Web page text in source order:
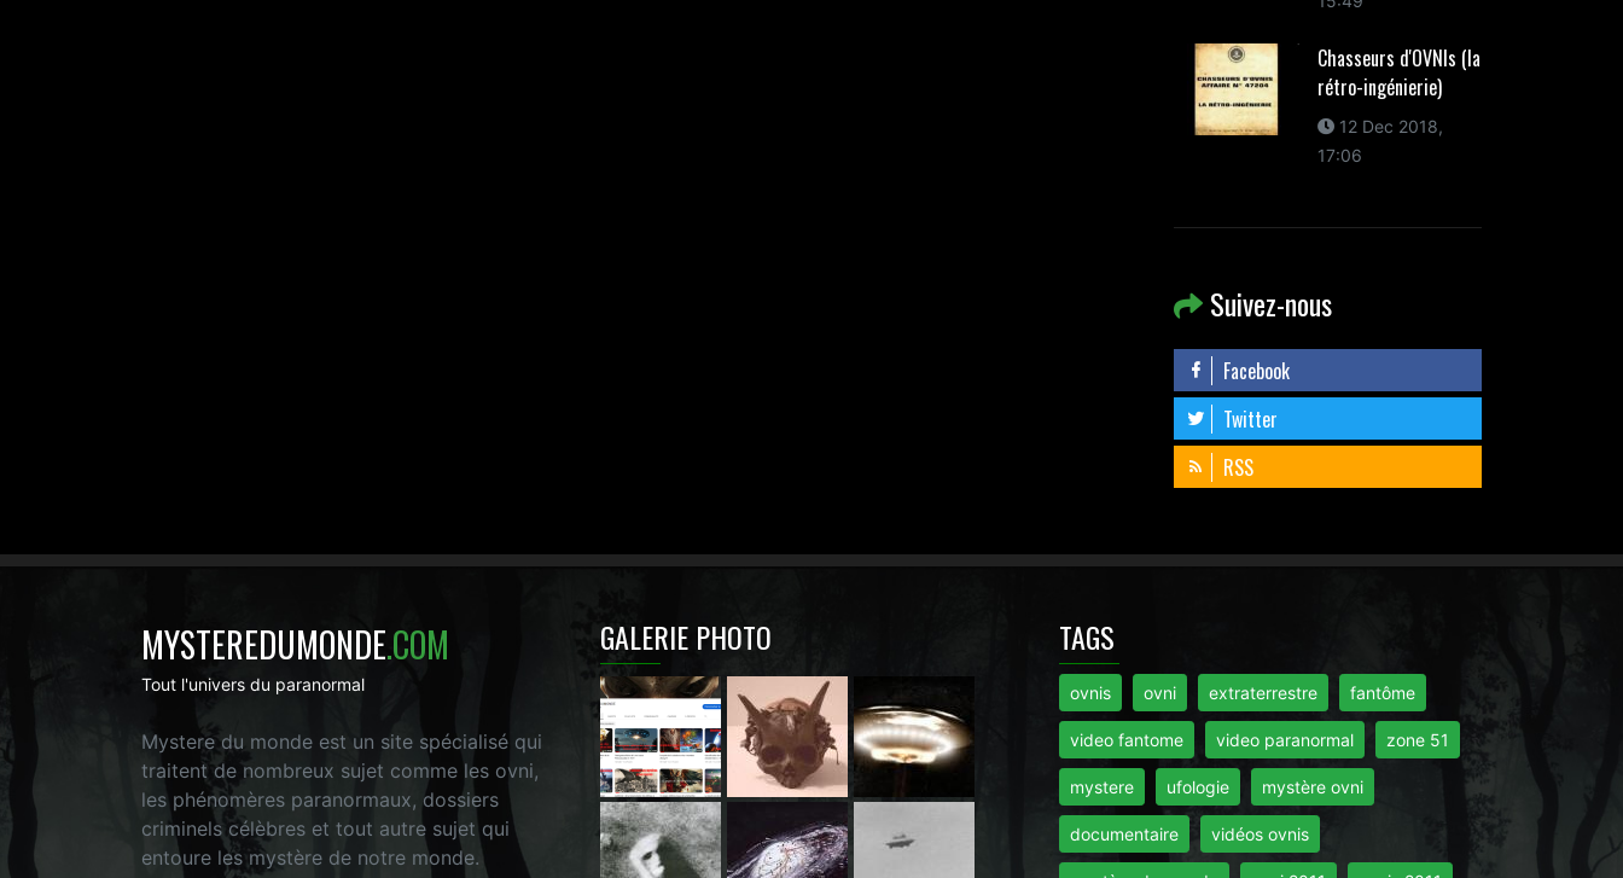
Chasseurs d'OVNIs (la
rétro-ingénierie)
12 Dec 2018,
17:06
Suivez-nous
Facebook
Twitter
RSS
MYSTEREDUMONDE.COM
Tout l'univers du paranormal
Mystere du monde est un site spécialisé qui
traitent de nombreux sujet comme les ovni,
les phénomères paranormaux, dossiers
criminels célèbres et tout autre sujet qui
entoure les mystère de notre monde.
GALERIE PHOTO TAGS
ovnis ovni extraterrestre fantôme
video fantome video paranormal zone 51
mystere ufologie mystère ovni
documentaire vidéos ovnis